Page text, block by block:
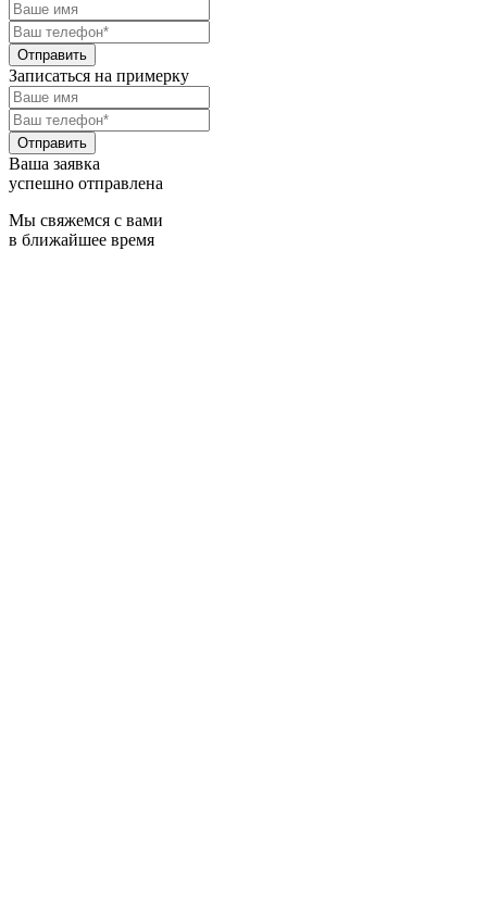
Записаться на примерку
Ваша заявка
успешно отправлена
Мы свяжемся с вами
в ближайшее время